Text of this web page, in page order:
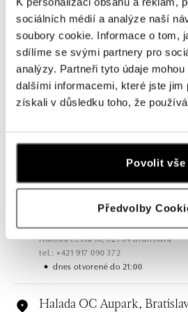
sociálních médií a analýze naší
soubory cookie. Informace o tom,
sdílíme se svými partnery pro
analýzy. Partneři tyto údaje
dalšími informacemi, které jste jim
získali v důsledku toho, že
Povolit vše
Předvolby
Všetky Česko
HALADA OC Eurovea,
dnes otvorené do 21:00
Ivanská cesta 16, 821 04 Bratislava
tel.: +421 917 090 372
dnes otvorené do 21:00
Halada OC Aupark,